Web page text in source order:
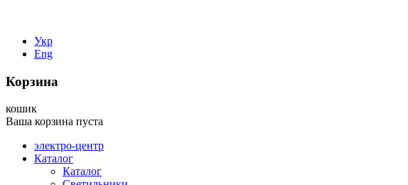
Укр
Eng
Корзина
кошик
Ваша корзина пуста
электро-центр
Каталог
Каталог